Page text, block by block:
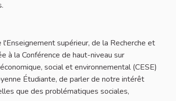
supérieur, de la Recherche et
à la Conférence de haut-niveau sur
social et environnemental (CESE)
Étudiante, de parler de notre intérêt
que des problématiques sociales,